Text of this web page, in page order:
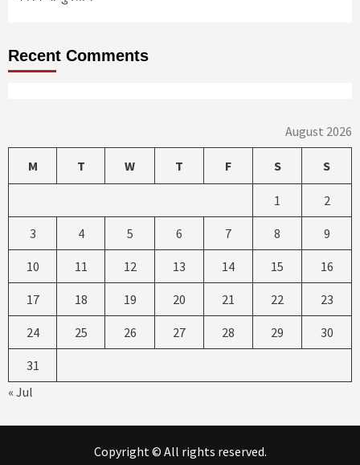
Recent Comments
August 2026
M T W T F S S
1 2
3 4 5 6 7 8 9
10 11 12 13 14 15 16
17 18 19 20 21 22 23
24 25 26 27 28 29 30
31
« Jul
Copyright © All rights reserved.